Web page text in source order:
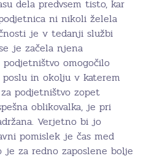
dela predvsem tisto, kar
ni nikoli želela
je v tedanji službi
je začela njena
omogočilo
in okolju v katerem
podjetništvo zopet
oblikovalka, je pri
Verjetno bi jo
pomislek je čas med
za redno zaposlene bolje